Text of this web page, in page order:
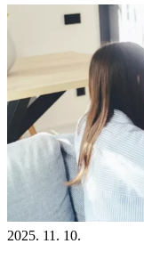
2025. 11. 10.